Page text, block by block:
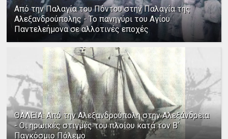
Από την Παλαγία του Πόντου στην Παλαγία της
Αλεξανδρούπολης - Το πανηγύρι του Αγίου
Παντελεήμονα σε αλλοτινές εποχές
ΘΑΛΕΙΑ: Από την Αλεξανδρούπολη στην Αλεξάνδρεια
- Οι ηρωικές στιγμές του πλοίου κατά τον Β΄
Παγκόσμιο Πόλεμο